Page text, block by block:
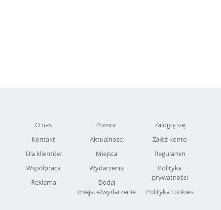
O nas
Kontakt
Dla klientów
Współpraca
Reklama
Pomoc
Aktualności
Miejsca
Wydarzenia
Dodaj
miejsce/wydarzenie
Zaloguj się
Załóż konto
Regulamin
Polityka
prywatności
Polityka cookies